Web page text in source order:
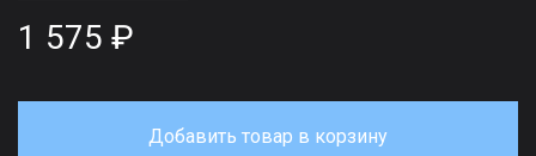
1 575 ₽
Добавить товар в корзину